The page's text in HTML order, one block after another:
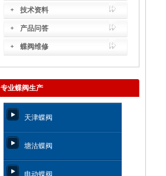
技术资料
产品问答
蝶阀维修
专业蝶阀生产
天津蝶阀
塘沽蝶阀
电动蝶阀